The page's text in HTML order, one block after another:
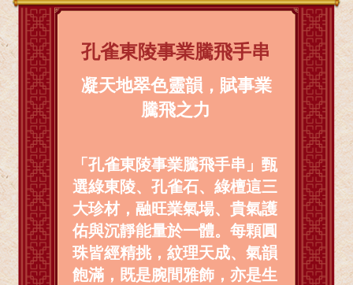
孔雀東陵事業騰飛手串
凝天地翠色靈韻，賦事業
騰飛之力
「孔雀東陵事業騰飛手串」甄
選綠東陵、孔雀石、綠檀這三
大珍材，融旺業氣場、貴氣護
佑與沉靜能量於一體。每顆圓
珠皆經精挑，紋理天成、氣韻
飽滿，既是腕間雅飾，亦是生